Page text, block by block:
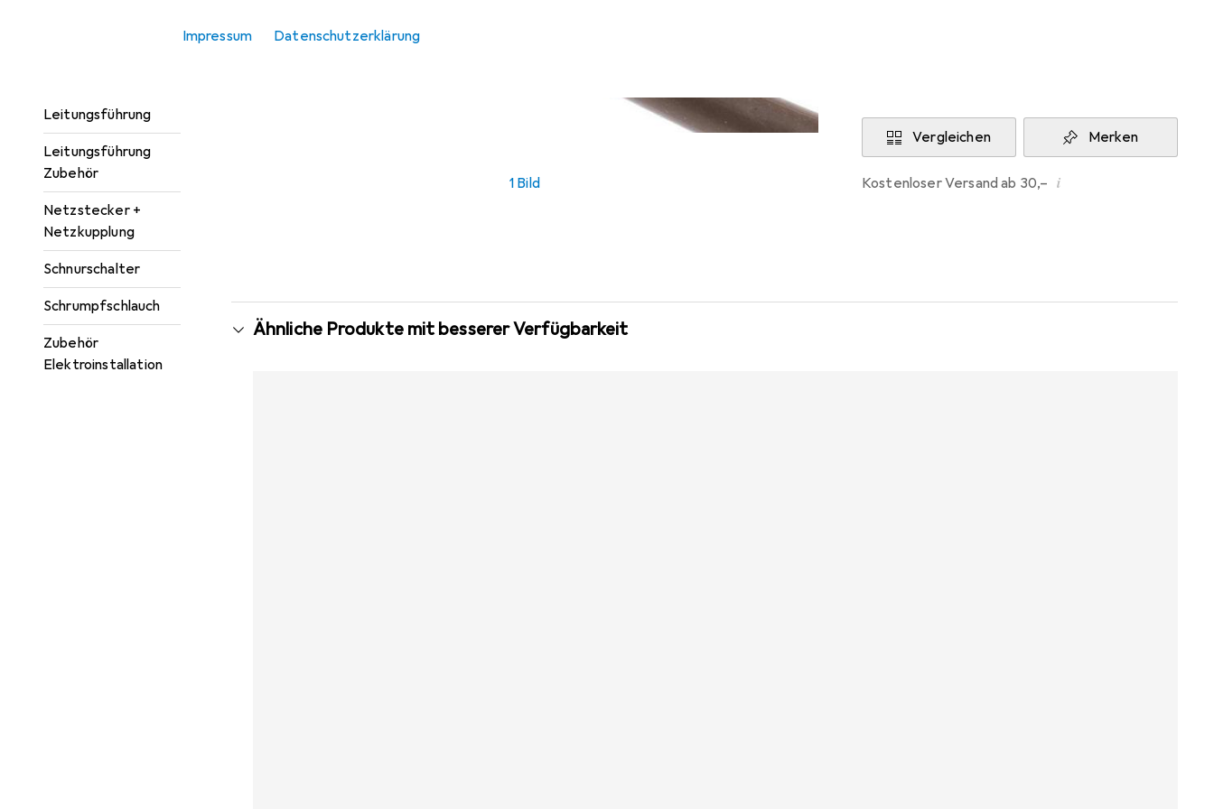
Impressum Datenschutzerklärung
Leitungsführung
Leitungsführung
Zubehör
Netzstecker +
Netzkupplung
Schnurschalter
Schrumpfschlauch
Zubehör
Elektroinstallation
1 Bild
Vergleichen Merken
Kostenloser Versand ab 30,– i
Ähnliche Produkte mit besserer Verfügbarkeit